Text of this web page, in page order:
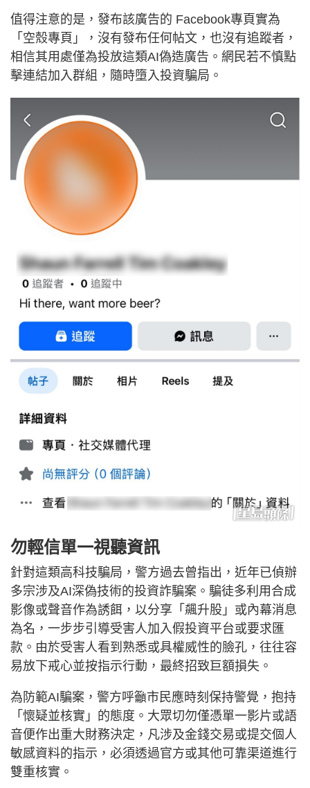
值得注意的是，發布該廣告的 Facebook專頁實為
「空殼專頁」，沒有發布任何帖文，也沒有追蹤者，
相信其用處僅為投放這類AI偽造廣告。網民若不慎點
擊連結加入群組，隨時墮入投資騙局。
勿輕信單一視聽資訊
針對這類高科技騙局，警方過去曾指出，近年已偵辦
多宗涉及AI深偽技術的投資詐騙案。騙徒多利用合成
影像或聲音作為誘餌，以分享「飆升股」或內幕消息
為名，一步步引導受害人加入假投資平台或要求匯
款。由於受害人看到熟悉或具權威性的臉孔，往往容
易放下戒心並按指示行動，最終招致巨額損失。
為防範AI騙案，警方呼籲市民應時刻保持警覺，抱持
「懷疑並核實」的態度。大眾切勿僅憑單一影片或語
音便作出重大財務決定，凡涉及金錢交易或提交個人
敏感資料的指示，必須透過官方或其他可靠渠道進行
雙重核實。